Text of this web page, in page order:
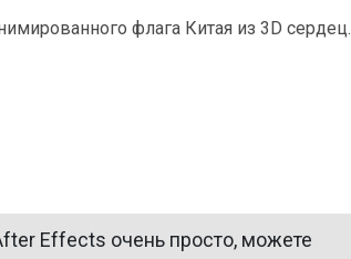
флага Китая из 3D сердец.
Effects очень просто, можете